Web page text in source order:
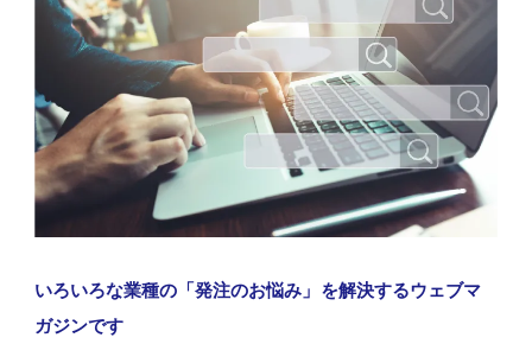
いろいろな業種の「発注のお悩み」を解決するウェブマ
ガジンです